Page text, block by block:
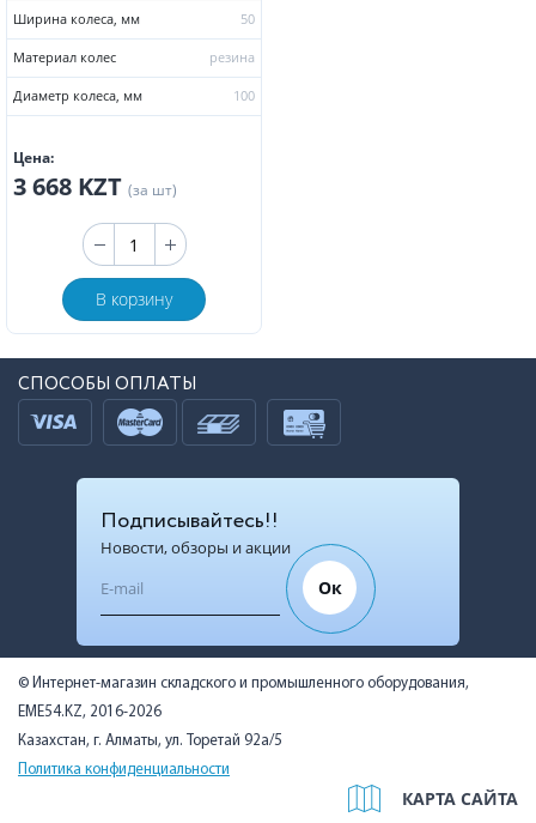
Ширина колеса, мм 50
Материал колес резина
Диаметр колеса, мм 100
Цена:
3 668 KZT (за шт)
В корзину
СПОСОБЫ ОПЛАТЫ
Подписывайтесь!!
Новости, обзоры и акции
Ок
© Интернет-магазин складского и промышленного оборудования,
EME54.KZ, 2016-2026
Казахстан, г. Алматы, ул. Торетай 92а/5
Политика конфиденциальности
КАРТА САЙТА